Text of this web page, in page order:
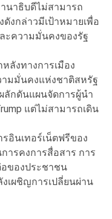
นาธิบดีไม่สามารถ
งกล่าวมีเป้าหมายเพื่อ
ะความมั่นคงของรัฐ
ลังทางการเมือง
ามมั่นคงแห่งชาติสหรัฐ
ลักดันแผนจัดการผู้นำ
แต่ไม่สามารถเดิน
อินเทอร์เน็ตฟรีของ
ารคงการสื่อสาร การ
อของประชาชน
งเผชิญการเปลี่ยนผ่าน